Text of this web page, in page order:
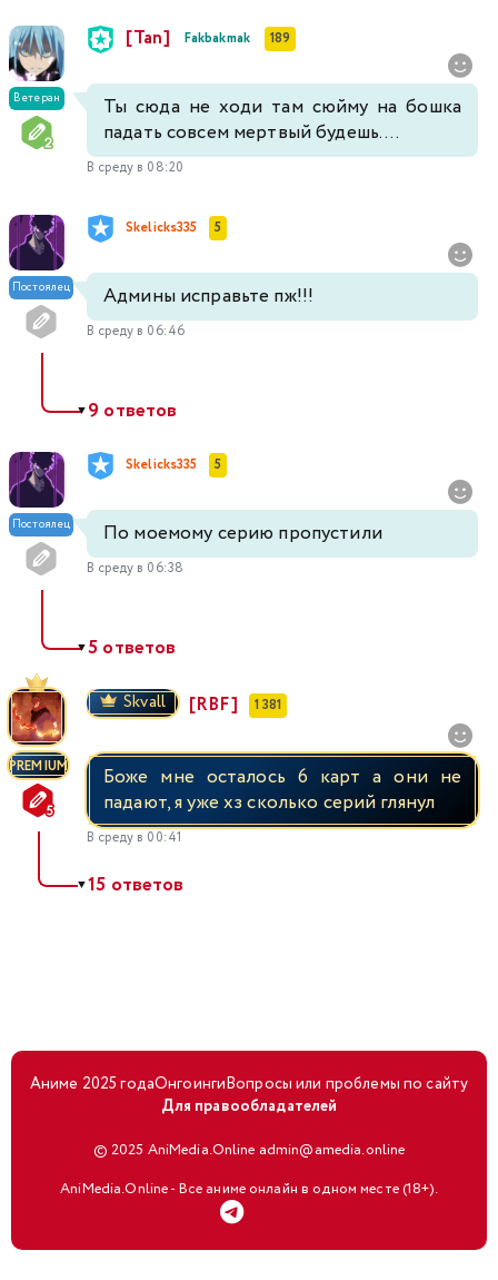
Ветеран
[Tan] Fakbakmak 189
Ты сюда не ходи там сюйму на бошка
падать совсем мертвый будешь....
В среду в 08:20
Постоялец
Skelicks335 5
Админы исправьте пж!!!
В среду в 06:46
▼9 ответов
Постоялец
Skelicks335 5
По моемому серию пропустили
В среду в 06:38
▼5 ответов
PREMIUM
Skvall [RBF] 1 381
Боже мне осталось 6 карт а они не
падают, я уже хз сколько серий глянул
В среду в 00:41
▼15 ответов
Аниме 2025 годаОнгоингиВопросы или проблемы по сайту
Для правообладателей
© 2025 AniMedia.Online admin@amedia.online
AniMedia.Online - Все аниме онлайн в одном месте (18+).